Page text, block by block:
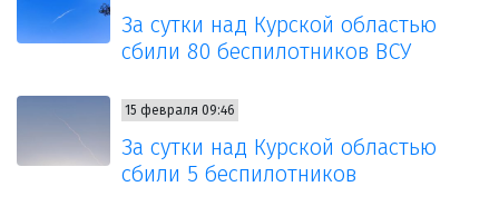
За сутки над Курской областью
сбили 80 беспилотников ВСУ
15 февраля 09:46
За сутки над Курской областью
сбили 5 беспилотников